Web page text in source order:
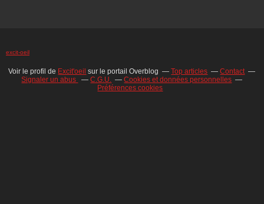
excit-oeil
Voir le profil de Excit'oeil sur le portail Overblog Top articles
Contact
Signaler un abus
C.G.U.
Cookies et données personnelles
Préférences cookies